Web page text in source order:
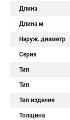
Длина
Длина м
Наруж. диаметр
Серия
Тип
Тип
Тип изделия
Толщина